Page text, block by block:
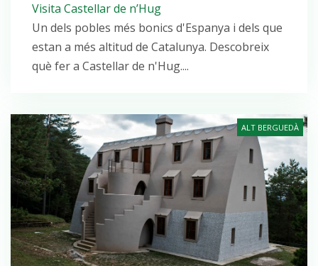
Visita Castellar de n’Hug
Un dels pobles més bonics d'Espanya i dels que
estan a més altitud de Catalunya. Descobreix
què fer a Castellar de n'Hug....
ALT BERGUEDÀ